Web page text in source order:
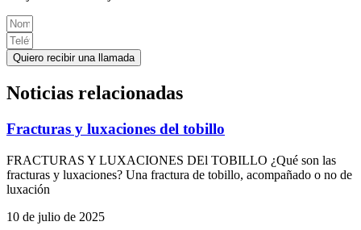
Quiero recibir una llamada
Noticias relacionadas
Fracturas y luxaciones del tobillo
FRACTURAS Y LUXACIONES DEl TOBILLO ¿Qué son las
fracturas y luxaciones? Una fractura de tobillo, acompañado o no de
luxación
10 de julio de 2025